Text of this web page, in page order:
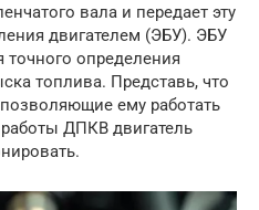
вала и передает эту
двигателем (ЭБУ). ЭБУ
точного определения
топлива. Представь, что
ему работать
ДПКВ двигатель